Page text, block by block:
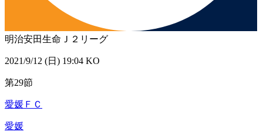
明治安田生命Ｊ２リーグ
2021/9/12 (日) 19:04 KO
第29節
愛媛ＦＣ
愛媛